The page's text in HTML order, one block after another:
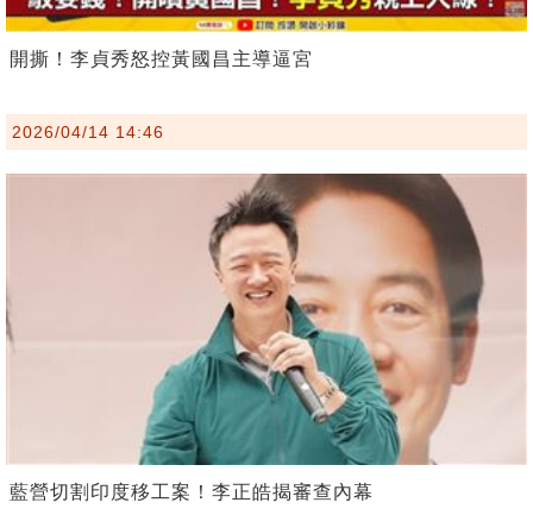
開撕！李貞秀怒控黃國昌主導逼宮
2026/04/14 14:46
藍營切割印度移工案！李正皓揭審查內幕